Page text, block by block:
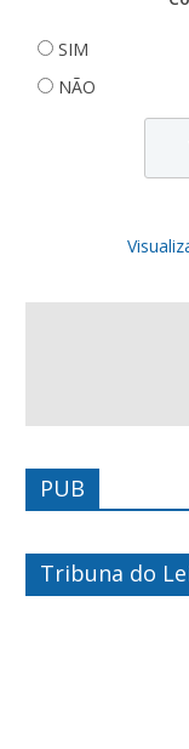
SIM
NÃO
PUB
Tribuna do